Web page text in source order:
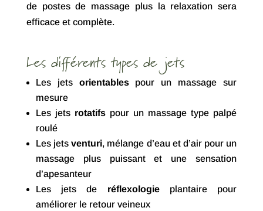
de postes de massage plus la relaxation sera
efficace et complète.
Les différents types de jets
Les jets orientablespour un massage sur
mesure
Les jets rotatifspour un massage type palpé
roulé
Les jetsventuri, mélange d’eau et d’air pour un
massage plus puissant et une sensation
d’apesanteur
Les jets de réflexologieplantaire pour
améliorer le retour veineux